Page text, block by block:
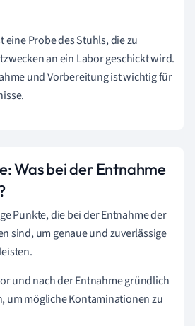
eine Probe des Stuhls, die zu
an ein Labor geschickt wird.
und Vorbereitung ist wichtig für
Was bei der Entnahme
Punkte, die bei der Entnahme der
sind, um genaue und zuverlässige
und nach der Entnahme gründlich
um mögliche Kontaminationen zu